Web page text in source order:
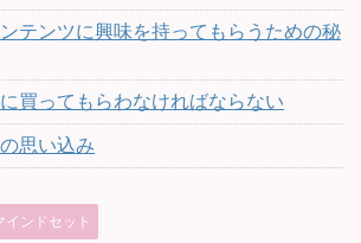
テンツに興味を持ってもらうための秘
買ってもらわなければならない
思い込み
インドセット